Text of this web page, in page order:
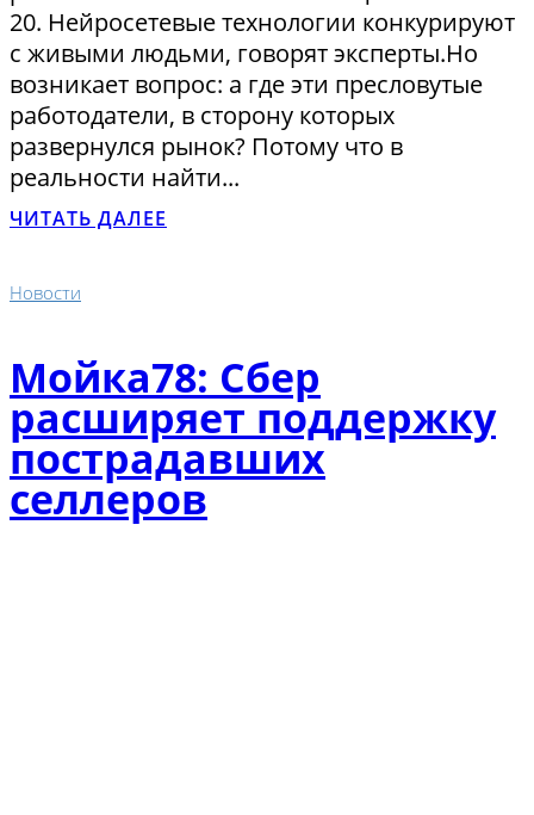
20. Нейросетевые технологии конкурируют
с живыми людьми, говорят эксперты.Но
возникает вопрос: а где эти пресловутые
работодатели, в сторону которых
развернулся рынок? Потому что в
реальности найти...
ЧИТАТЬ ДАЛЕЕ
Новости
Мойка78: Сбер
расширяет поддержку
пострадавших
селлеров